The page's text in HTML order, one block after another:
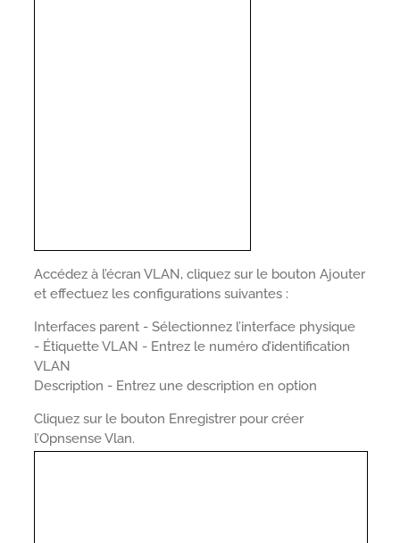
Accédez à l’écran VLAN, cliquez sur le bouton Ajouter
et effectuez les configurations suivantes :
Interfaces parent - Sélectionnez l’interface physique
- Étiquette VLAN - Entrez le numéro d’identification
VLAN
Description - Entrez une description en option
Cliquez sur le bouton Enregistrer pour créer
l’Opnsense Vlan.